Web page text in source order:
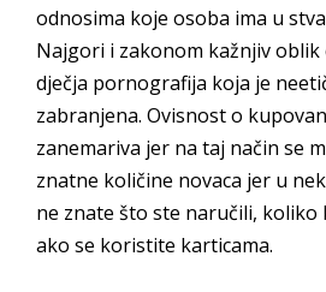
odnosima koje osoba ima u
Najgori i zakonom kažnjiv oblik
dječja pornografija koja je
zabranjena. Ovisnost o
zanemariva jer na taj način se
znatne količine novaca jer u
ne znate što ste naručili,
ako se koristite karticama.